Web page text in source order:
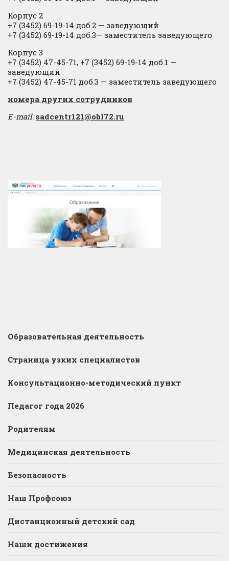
Корпус 2
+7 (3452) 69-19-14 доб.2 — заведующий
+7 (3452) 69-19-14 доб.3— заместитель заведующего
Корпус 3
+7 (3452) 47-45-71, +7 (3452) 69-19-14 доб.1 —
заведующий
+7 (3452) 47-45-71 доб.3 — заместитель заведующего
​номера других сотрудников
E-mail: sadcentr121@obl72.ru
Образовательная деятельность
Страница узких специалистов
Консультационно-методический пункт
Педагог года 2026
Родителям
Медицинская деятельность
Безопасность
Наш Профсоюз
Дистанционный детский сад
Наши достижения